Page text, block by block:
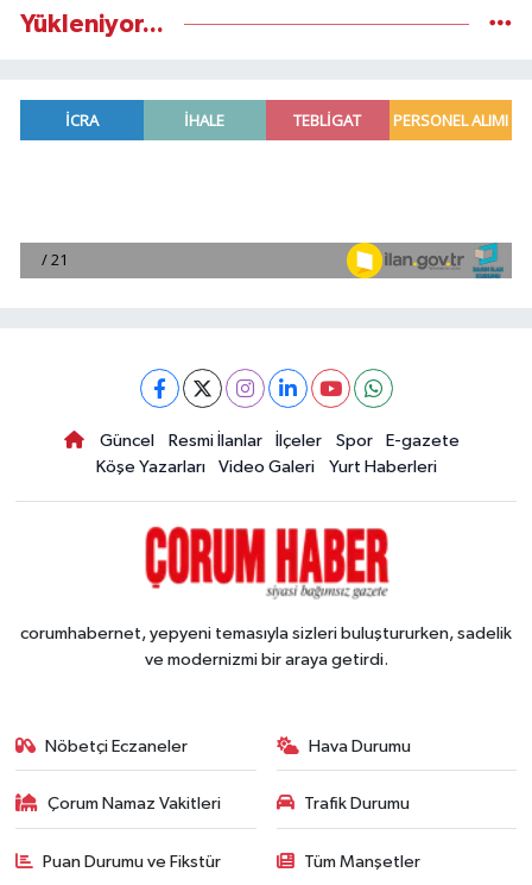
Yükleniyor...
Güncel Resmi İlanlar İlçeler Spor
E-gazete
Köşe Yazarları
Video Galeri Yurt Haberleri
corumhabernet, yepyeni temasıyla sizleri buluştururken, sadelik
ve modernizmi bir araya getirdi.
Nöbetçi Eczaneler Hava Durumu
Çorum Namaz Vakitleri Trafik Durumu
Puan Durumu ve Fikstür Tüm Manşetler